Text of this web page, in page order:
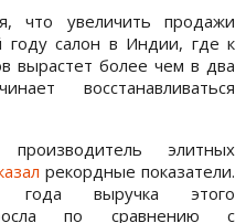
что увеличить продажи
салон в Индии, где к
вырастет более чем в два
восстанавливаться
элитных
рекордные показатели.
выручка этого
по сравнению с